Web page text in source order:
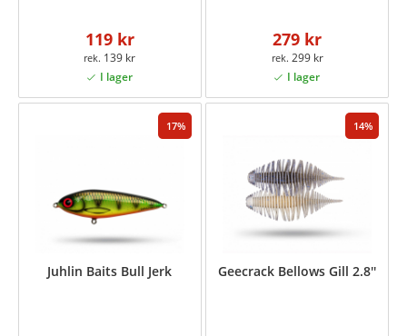
119 kr
139 kr
279 kr
299 kr
17
Juhlin Baits Bull Jerk
14
Geecrack Bellows Gill 2.8''